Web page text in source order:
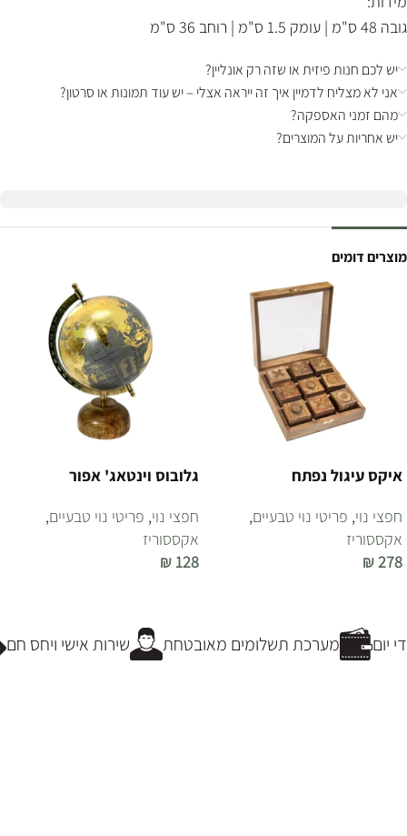
גובה 48 ס"מ | עומק 1.5 ס"מ | רוחב 36 ס"מ
יש לכם חנות פיזית או שזה רק אונליין?
אני לא מצליח לדמיין איך זה ייראה אצלי – יש עוד תמונות או סרטון?
מהם זמני האספקה?
יש אחריות על המוצרים?
מוצרים דומים
איקס עיגול נפתח
חפצי נוי, פריטי נוי טבעיים,
אקססוריז
₪278
גלובוס וינטאג' אפור
חפצי נוי, פריטי נוי טבעיים,
אקססוריז
₪ 128
שירות אישי ויחס חם מערכת תשלומים מאובטחת יום